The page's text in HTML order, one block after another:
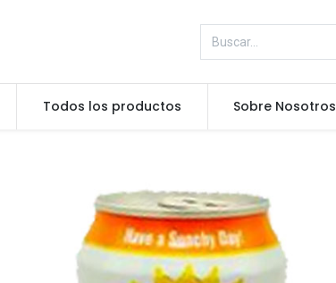
Todos los productos Sobre Nosotros